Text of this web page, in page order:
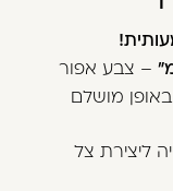
במיוחד.
– צבע אפור
מושלם
ליצירת צל